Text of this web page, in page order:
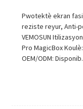
Pwotektè ekran
reziste reyur, Anti-
VEMOSUN
Pro MagicBox
OEM/ODM: